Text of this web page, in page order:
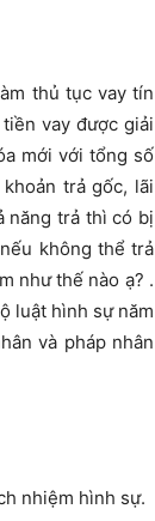
thủ tục vay tín
vay được giải
mới với tổng số
trả gốc, lãi
năng trả thì có bị
không thể trả
như thế nào ạ? .
luật hình sự năm
và pháp nhân
nhiệm hình sự.